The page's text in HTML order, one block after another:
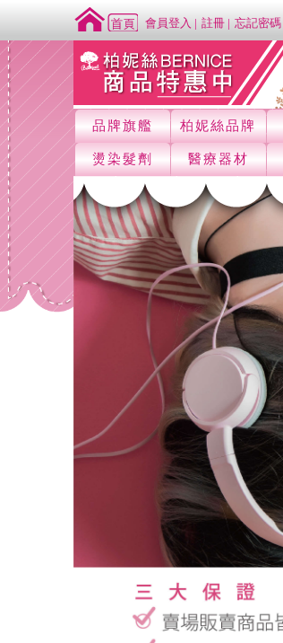
會員登入 註冊 忘記密碼
品牌旗艦 柏妮絲品牌
燙染髮劑 醫療器材